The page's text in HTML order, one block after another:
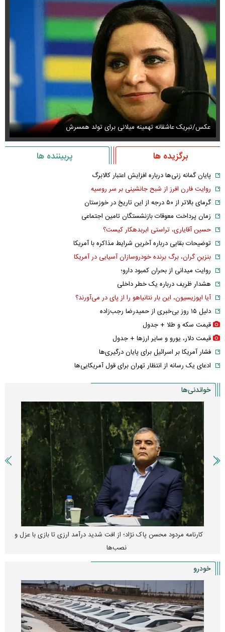
عکس/تبریک عاشقانه تهمینه میلانی برای تولد همسرش
برگزیده ها پربیننده ها
پایان گمانه زنی‌ها درباره افزایش اعتبار کالابرگ
روایت فارن افرز از شبح جانشینی بر سر روسیه
گرمای بالاتر از ۵۰ درجه از این تاریخ در خوزستان
زمان پرداخت معوقات بازنشستگان تامین اجتماعی
حسین آقایاری، تراستی ابربدهکار کیست؟
توضیحات بقایی درباره آخرین شرایط مذاکره با آمریکا
بنزینِ گران، برگ برنده خودروسازان آسیایی در آمریکا
روایت میدانی از بحران کمبود دارو؛
هشدار ظریف درباره یک خطر داخلی
آیا اپوزیسیون، این بار نتانیاهو را از پای در می‌آورند؟
دلیل ۱۵ روز بی‌خبری از حمیدرضا رجب‌زاده
قیمت سکه و طلا + جدول
قیمت دلار، یورو و سایر ارز‌ها + جدول
فشار آمریکا بر اسرائیل برای پایان درگیری‌ها
ادعای یک رسانه از انتظار تهران برای قول آمریکایی‌ها
خواندنی‌ها
کارنامه مردود محسن پاک‌ نژاد؛ از افت شدید درآمد ارزی تا بازی با عزل و
نصب‌ها
خودرو